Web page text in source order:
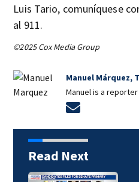
Luis Tario, comuníquese
al 911.
©2025 Cox Media Group
Manuel Márquez,
Manuel is a
Read Next